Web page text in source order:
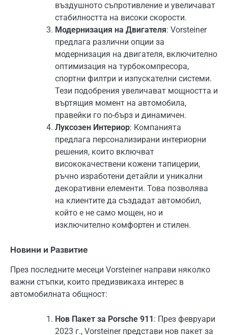
въздушното съпротивление и увеличават
стабилността на високи скорости.
Модернизация на Двигателя: Vorsteiner
предлага различни опции за
модернизация на двигателя, включително
оптимизация на турбокомпресора,
спортни филтри и изпускателни системи.
Тези подобрения увеличават мощността и
въртящия момент на автомобила,
правейки го по-бърз и динамичен.
Луксозен Интериор: Компанията
предлага персонализирани интериорни
решения, които включват
висококачествени кожени тапицерии,
ръчно изработени детайли и уникални
декоративни елементи. Това позволява
на клиентите да създадат автомобил,
който е не само мощен, но и
изключително комфортен и стилен.
Новини и Развитие
През последните месеци Vorsteiner направи няколко
важни стъпки, които предизвикаха интерес в
автомобилната общност:
Нов Пакет за Porsche 911: През февруари
2023 г., Vorsteiner представи нов пакет за